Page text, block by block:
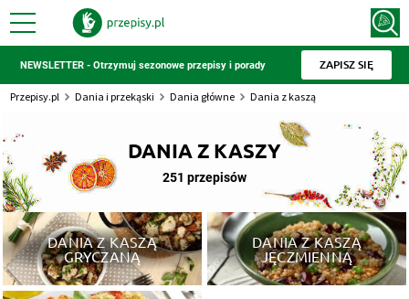
NEWSLETTER - Otrzymuj sezonowe przepisy i porady ZAPISZ SIĘ
Przepisy.pl Dania i przekąski Dania główne Dania z kaszą
DANIA Z KASZY
251 przepisów
DANIA Z KASZĄ
GRYCZANĄ
DANIA Z KASZĄ
JĘCZMIENNĄ